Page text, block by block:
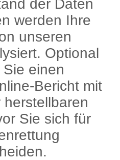
der Daten
werden Ihre
unseren
Optional
einen
Bericht mit
Sie sich für